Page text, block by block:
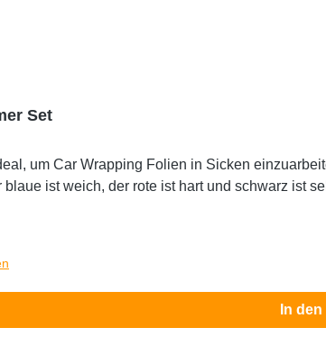
Set
oder um die Folien um schwer zugängliche Kanten zu legen. Jeder Stick hat einen
unterschiedlichen Härtegrad. Der blaue ist weich, der
In